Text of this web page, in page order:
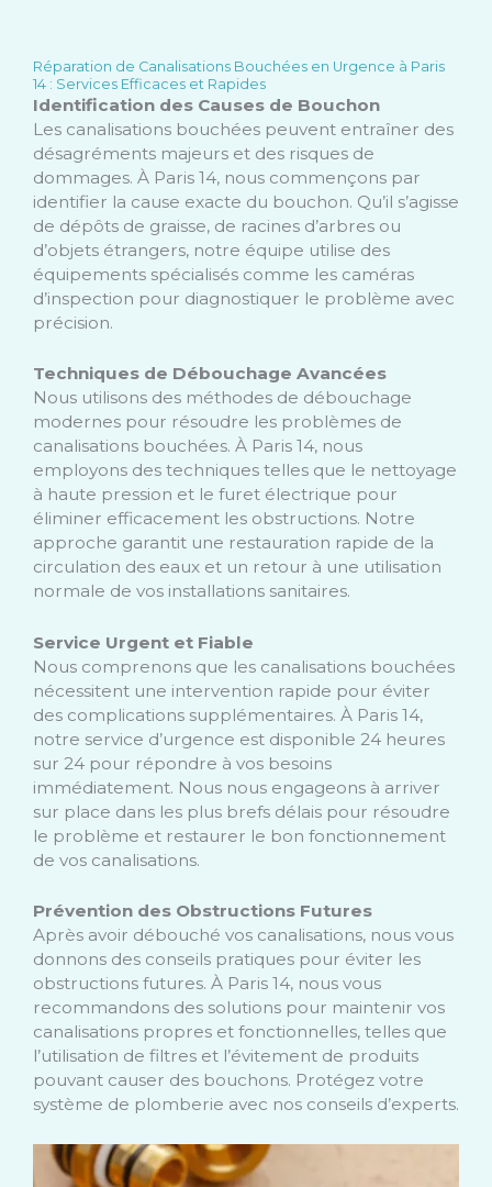
Réparation de Canalisations Bouchées en Urgence à Paris
14 : Services Efficaces et Rapides
Identification des Causes de Bouchon
Les canalisations bouchées peuvent entraîner des
désagréments majeurs et des risques de
dommages. À Paris 14, nous commençons par
identifier la cause exacte du bouchon. Qu’il s’agisse
de dépôts de graisse, de racines d’arbres ou
d’objets étrangers, notre équipe utilise des
équipements spécialisés comme les caméras
d’inspection pour diagnostiquer le problème avec
précision.
Techniques de Débouchage Avancées
Nous utilisons des méthodes de débouchage
modernes pour résoudre les problèmes de
canalisations bouchées. À Paris 14, nous
employons des techniques telles que le nettoyage
à haute pression et le furet électrique pour
éliminer efficacement les obstructions. Notre
approche garantit une restauration rapide de la
circulation des eaux et un retour à une utilisation
normale de vos installations sanitaires.
Service Urgent et Fiable
Nous comprenons que les canalisations bouchées
nécessitent une intervention rapide pour éviter
des complications supplémentaires. À Paris 14,
notre service d’urgence est disponible 24 heures
sur 24 pour répondre à vos besoins
immédiatement. Nous nous engageons à arriver
sur place dans les plus brefs délais pour résoudre
le problème et restaurer le bon fonctionnement
de vos canalisations.
Prévention des Obstructions Futures
Après avoir débouché vos canalisations, nous vous
donnons des conseils pratiques pour éviter les
obstructions futures. À Paris 14, nous vous
recommandons des solutions pour maintenir vos
canalisations propres et fonctionnelles, telles que
l’utilisation de filtres et l’évitement de produits
pouvant causer des bouchons. Protégez votre
système de plomberie avec nos conseils d’experts.